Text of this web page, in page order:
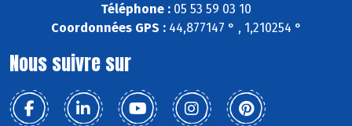
Téléphone : 05 53 59 03 10
Coordonnées GPS :44,877147 ° , 1,210254 °
Nous suivre sur